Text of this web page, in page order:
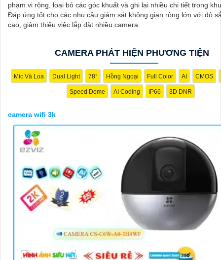
phạm vi rộng, loại bỏ các góc khuất và ghi lại nhiều chi tiết trong
Đáp ứng tốt cho các nhu cầu giám sát không gian rộng lớn với độ
cao, giảm thiểu việc lắp đặt nhiều camera.
CAMERA PHÁT HIỆN PHƯƠNG TIỆN
Mic Và Loa Dual Light 78° Hồng Ngoại Full Color AI CMOS
Speed Dome AI Coding IP66 3D DNR
camera wifi 3k